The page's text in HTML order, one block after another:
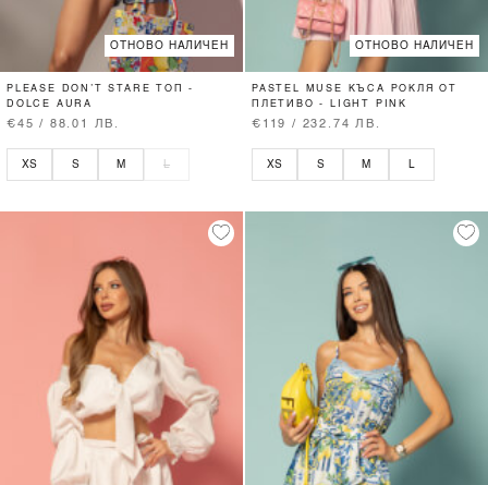
ОТНОВО НАЛИЧЕН
PLEASE DON’T STARE ТОП -
DOLCE AURA
€45 / 88.01 ЛВ.
XS S M L
ОТНОВО НАЛИЧЕН
PASTEL MUSE КЪСА РОКЛЯ ОТ
ПЛЕТИВО - LIGHT PINK
€119 / 232.74 ЛВ.
XS S M